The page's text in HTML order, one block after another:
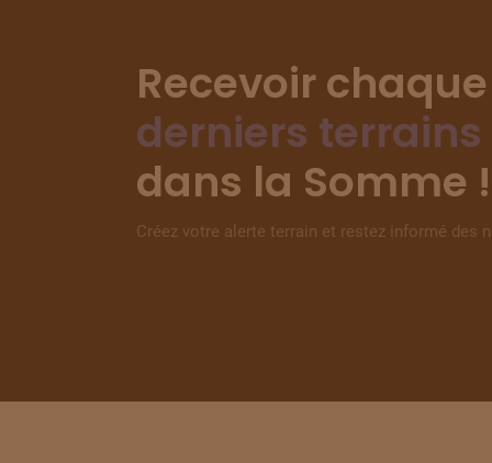
Recevoir
derniers
dans la Somme !
Créez votre alerte terrain et restez informé des